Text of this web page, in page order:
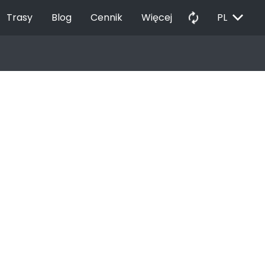
Trasy Blog Cennik Więcej autorenew PL EXPAND_MORE